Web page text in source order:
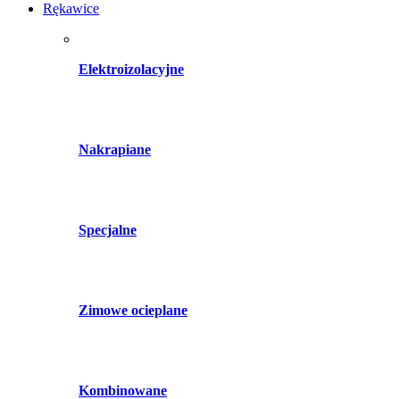
Rękawice
Elektroizolacyjne
Nakrapiane
Specjalne
Zimowe ocieplane
Kombinowane